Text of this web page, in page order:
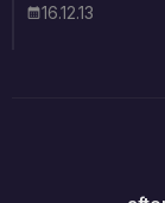
16.12.13